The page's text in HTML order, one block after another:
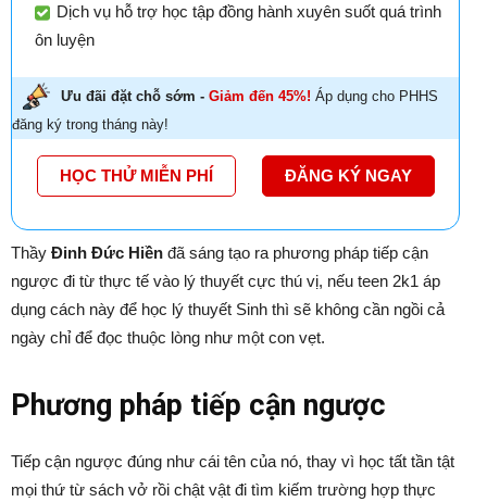
Dịch vụ hỗ trợ học tập đồng hành xuyên suốt quá trình
ôn luyện
Ưu đãi đặt chỗ sớm - Giảm đến 45%! Áp dụng cho PHHS
đăng ký trong tháng này!
HỌC THỬ MIỄN PHÍ ĐĂNG KÝ NGAY
Thầy Đinh Đức Hiền đã sáng tạo ra phương pháp tiếp cận
ngược đi từ thực tế vào lý thuyết cực thú vị, nếu teen 2k1 áp
dụng cách này để học lý thuyết Sinh thì sẽ không cần ngồi cả
ngày chỉ để đọc thuộc lòng như một con vẹt.
Phương pháp tiếp cận ngược
Tiếp cận ngược đúng như cái tên của nó, thay vì học tất tần tật
mọi thứ từ sách vở rồi chật vật đi tìm kiếm trường hợp thực